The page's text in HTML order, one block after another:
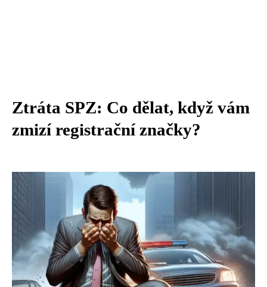
Ztráta SPZ: Co dělat, když vám
zmizí registrační značky?